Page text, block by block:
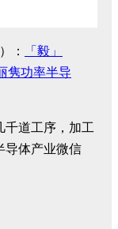
：
「毅」
隽功率半导
千道工序，加工
导体产业微信